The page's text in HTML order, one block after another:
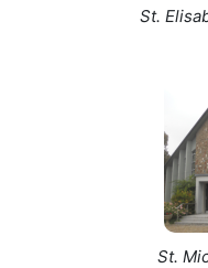
St.
St.